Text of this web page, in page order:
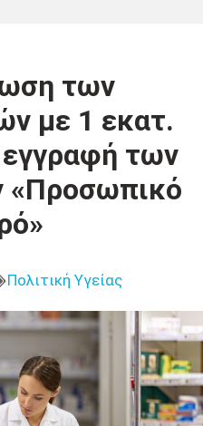
των
με 1 εκατ.
των
«Προσωπικό
Πολιτική Υγείας